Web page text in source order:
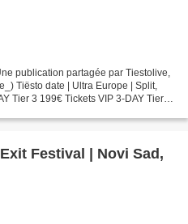
publication partagée par Tiestolive,
Tiësto date | Ultra Europe | Split,
Tier 3 199€ Tickets VIP 3-DAY Tier 2
Festival | Novi Sad,